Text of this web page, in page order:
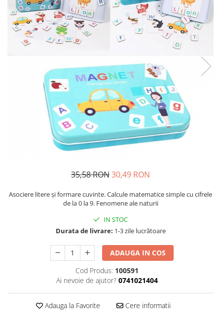
Usborne
35,58 RON30,49 RON
Asociere litere şi formare cuvinte. Calcule matematice simple cu cifrele
de la 0 la 9. Fenomene ale naturii
IN STOC
Durata de livrare: 1-3 zile lucrătoare
ADAUGA IN COS
Cod Produs: 100591
Ai nevoie de ajutor? 0741021404
Adauga la Favorite Cere informatii